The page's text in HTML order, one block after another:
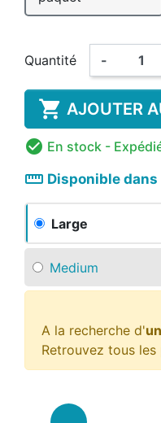
Quantité -
 AJOUTER
 En stock -
straighten Disponible
Large
Medium
A la recherche d'
Retrouvez tous